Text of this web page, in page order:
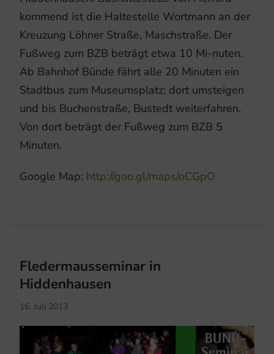
kommend ist die Haltestelle Wortmann an der
Kreuzung Löhner Straße, Maschstraße. Der
Fußweg zum BZB beträgt etwa 10 Mi-nuten.
Ab Bahnhof Bünde fährt alle 20 Minuten ein
Stadtbus zum Museumsplatz; dort umsteigen
und bis Buchenstraße, Bustedt weiterfahren.
Von dort beträgt der Fußweg zum BZB 5
Minuten.
Google Map: http://goo.gl/maps/oCGpO
Fledermausseminar in
Hiddenhausen
16. Juli 2013